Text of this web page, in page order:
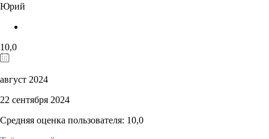
Юрий
10,0
август 2024
22 сентября 2024
Средняя оценка пользователя: 10,0